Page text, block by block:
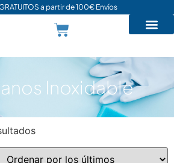
a partir de 100€ Envíos
Inoxidable